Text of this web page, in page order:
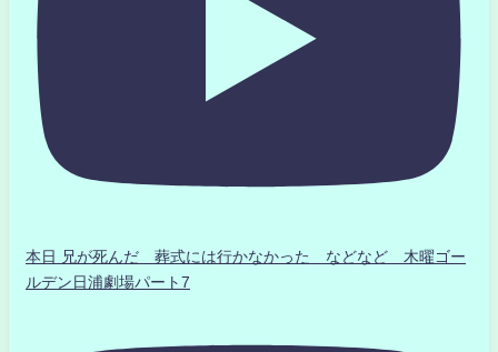
本日 兄が死んだ 葬式には行かなかった などなど 木曜ゴー
ルデン日浦劇場パート7